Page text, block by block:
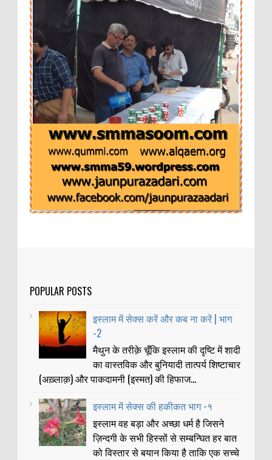
POPULAR POSTS
इस्लाम में सेक्स करें और कब ना करें | भाग
-2
मैथुन के तरीक़े चूँकि इस्लाम की दृष्टि में शादी
का वास्तविक और बुनियादी तात्पर्य शिष्टाचार
(अख़्लाक़) और पाकदामनी (इस्मत) की हिफाज...
इस्लाम में सेक्स की हकीकत भाग -१
इस्लाम वह बड़ा और अच्छा धर्म है जिसने
ज़िन्दगी के सभी हिस्सों से सम्बन्घित हर बात
को विस्तार से बयान किया है ताकि एक सच्चे